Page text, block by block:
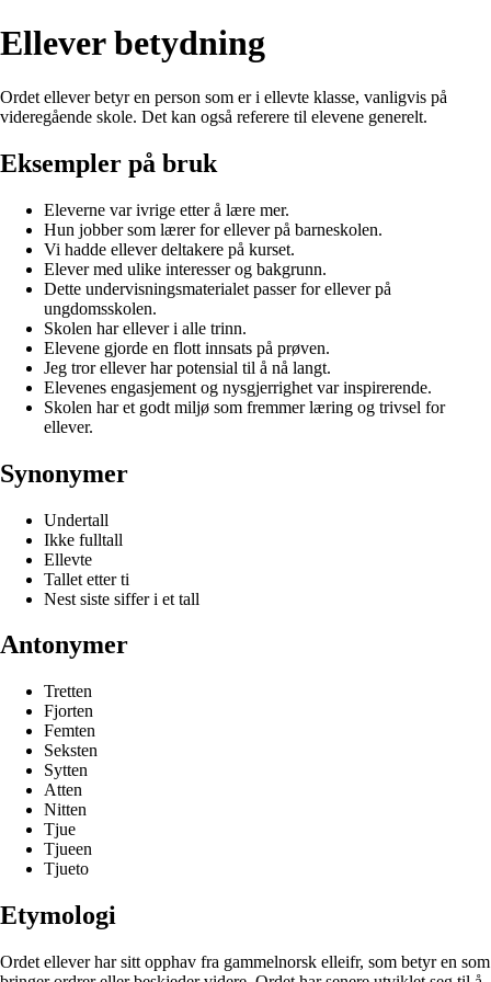
Ellever betydning
Ordet ellever betyr en person som er i ellevte klasse, vanligvis på
videregående skole. Det kan også referere til elevene generelt.
Eksempler på bruk
Eleverne var ivrige etter å lære mer.
Hun jobber som lærer for ellever på barneskolen.
Vi hadde ellever deltakere på kurset.
Elever med ulike interesser og bakgrunn.
Dette undervisningsmaterialet passer for ellever på
ungdomsskolen.
Skolen har ellever i alle trinn.
Elevene gjorde en flott innsats på prøven.
Jeg tror ellever har potensial til å nå langt.
Elevenes engasjement og nysgjerrighet var inspirerende.
Skolen har et godt miljø som fremmer læring og trivsel for
ellever.
Synonymer
Undertall
Ikke fulltall
Ellevte
Tallet etter ti
Nest siste siffer i et tall
Antonymer
Tretten
Fjorten
Femten
Seksten
Sytten
Atten
Nitten
Tjue
Tjueen
Tjueto
Etymologi
Ordet ellever har sitt opphav fra gammelnorsk elleifr, som betyr en som